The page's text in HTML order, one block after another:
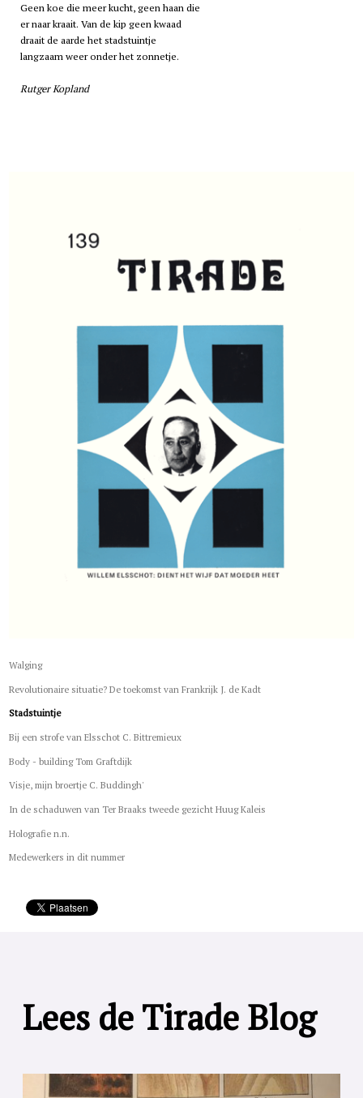
Geen koe die meer kucht, geen haan die
er naar kraait. Van de kip geen kwaad
draait de aarde het stadstuintje
langzaam weer onder het zonnetje.
Rutger Kopland
Walging
Revolutionaire situatie? De toekomst van Frankrijk J. de Kadt
Stadstuintje
Bij een strofe van Elsschot C. Bittremieux
Body - building Tom Graftdijk
Visje, mijn broertje C. Buddingh'
In de schaduwen van Ter Braaks tweede gezicht Huug Kaleis
Holografie n.n.
Medewerkers in dit nummer
Lees de Tirade Blog